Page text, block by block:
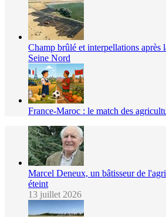
Champ brûlé et interpellations après
Seine Nord
France-Maroc : le match des
Marcel Deneux, un bâtisseur de
éteint
13 juillet 2026